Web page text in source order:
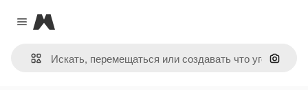
Close menu
Magnific
Поиск